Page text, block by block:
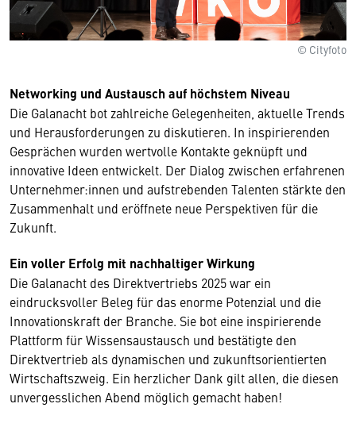
© Cityfoto
Networking und Austausch auf höchstem Niveau
Die Galanacht bot zahlreiche Gelegenheiten, aktuelle Trends
und Herausforderungen zu diskutieren. In inspirierenden
Gesprächen wurden wertvolle Kontakte geknüpft und
innovative Ideen entwickelt. Der Dialog zwischen erfahrenen
Unternehmer:innen und aufstrebenden Talenten stärkte den
Zusammenhalt und eröffnete neue Perspektiven für die
Zukunft.
Ein voller Erfolg mit nachhaltiger Wirkung
Die Galanacht des Direktvertriebs 2025 war ein
eindrucksvoller Beleg für das enorme Potenzial und die
Innovationskraft der Branche. Sie bot eine inspirierende
Plattform für Wissensaustausch und bestätigte den
Direktvertrieb als dynamischen und zukunftsorientierten
Wirtschaftszweig. Ein herzlicher Dank gilt allen, die diesen
unvergesslichen Abend möglich gemacht haben!